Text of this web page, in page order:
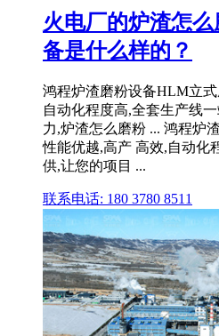
火电厂的炉渣怎
备是什么样的？
鸿程炉渣磨粉设备HLM立
自动化程度高,全套生产线
力,炉渣怎么磨粉 ... 鸿程炉
性能优越,高产 高效,自动化
供,让您的项目 ...
联系电话: 180 3780 8511